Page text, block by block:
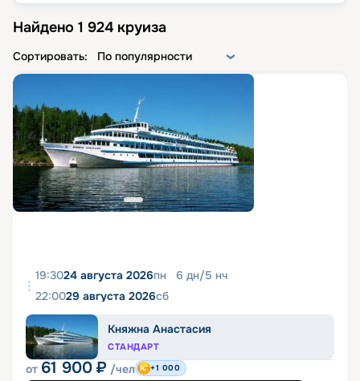
Найдено 1 924 круиза
Сортировать: По популярности
19:3024 августа 2026пн 6 дн/5 нч
22:0029 августа 2026сб
Княжна Анастасия
СТАНДАРТ
от 61 900 ₽ /чел +1 000